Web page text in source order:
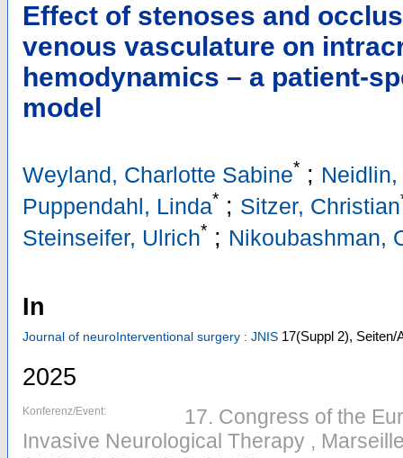
Effect of stenoses and
venous vasculature on
hemodynamics – a patient-
model
Weyland, Charlotte Sabine* ;
Puppendahl, Linda* ; Sitzer, Christian
Steinseifer, Ulrich* ; Nikoubashman,
In
Journal of neuroInterventional surgery : JNIS 17(Suppl 2), Seiten/
2025
Konferenz/Event:
17. Congress of the
Invasive Neurological Therapy ,